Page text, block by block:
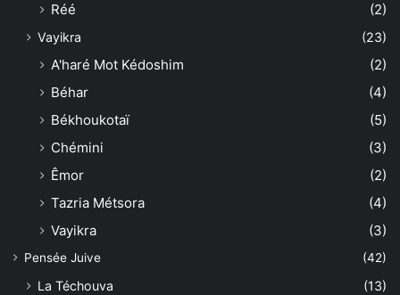
Réé
(2)
Vayikra (23)
A'haré Mot Kédoshim
(2)
Béhar
(4)
Békhoukotaï
(5)
Chémini
(3)
Êmor
(2)
Tazria Métsora
(4)
Vayikra
(3)
Pensée Juive (42)
La Téchouva
(13)